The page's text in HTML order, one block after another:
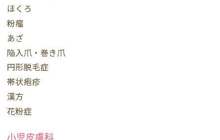
ほくろ
粉瘤
あざ
陥入爪・巻き爪
円形脱毛症
帯状疱疹
漢方
花粉症
小児皮膚科